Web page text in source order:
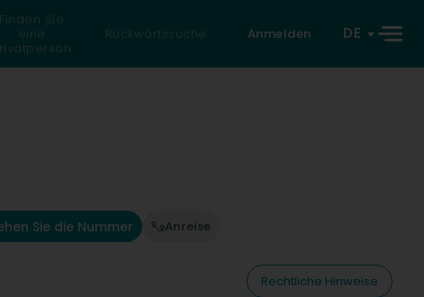
Finden Sie
eine
Rückwärtssuche Anmelden DE
Sie die Nummer Anreise
Rechtliche Hinweise